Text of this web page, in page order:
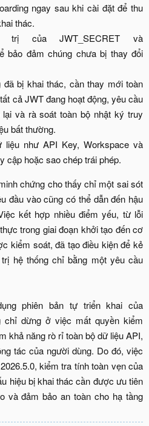
ngay sau khi cài đặt để thu
thác.​
của JWT_SECRET và
bảo đảm chúng chưa bị thay đổi
đã bị khai thác, cần thay mới toàn
cả JWT đang hoạt động, yêu cầu
lại và rà soát toàn bộ nhật ký truy
bất thường.​
như API Key, Workspace và
cập hoặc sao chép trái phép.​
chứng cho thấy chỉ một sai sót
đầu vào cũng có thể dẫn đến hậu
kết hợp nhiều điểm yếu, từ lỗi
trong giai đoạn khởi tạo đến cơ
kiểm soát, đã tạo điều kiện để kẻ
hệ thống chỉ bằng một yêu cầu
phiên bản tự triển khai của
chỉ dừng ở việc mất quyền kiểm
khả năng rò rỉ toàn bộ dữ liệu API,
tác của người dùng. Do đó, việc
kiểm tra tính toàn vẹn của
hiệu bị khai thác cần được ưu tiên
và đảm bảo an toàn cho hạ tầng